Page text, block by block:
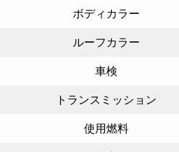
ボディカラー
ルーフカラー
車検
トランスミッション
使用燃料